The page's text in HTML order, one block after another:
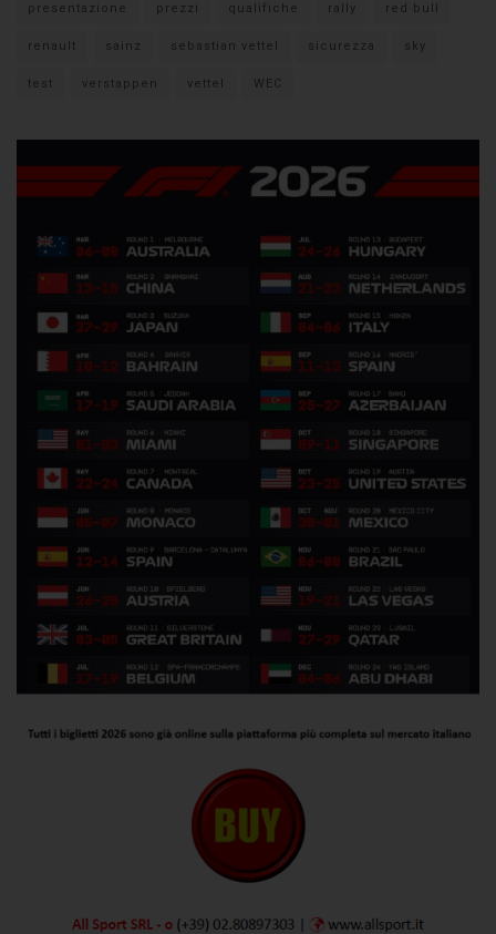
presentazione prezzi qualifiche rally red bull
renault sainz sebastian vettel sicurezza sky
test verstappen vettel WEC